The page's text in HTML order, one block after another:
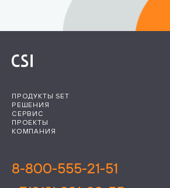
ПРОДУКТЫ SET
РЕШЕНИЯ
СЕРВИС
ПРОЕКТЫ
КОМПАНИЯ
8-800-555-21-51